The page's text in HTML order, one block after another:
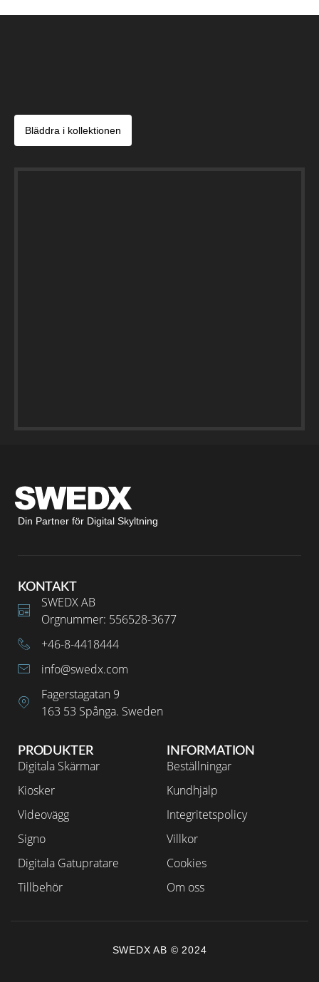
Bläddra i kollektionen
Din Partner för Digital Skyltning
INFORMATION
Beställningar
Kundhjälp
Integritetspolicy
Villkor
Cookies
Om oss
PRODUKTER
Digitala Skärmar
Kiosker
Videovägg
Signo
Digitala Gatupratare
Tillbehör
KONTAKT
SWEDX AB
Orgnummer: 556528-3677
+46-8-4418444
info@swedx.com
Fagerstagatan 9
163 53 Spånga. Sweden
SWEDX AB © 2024